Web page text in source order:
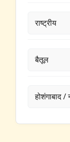
राष्ट्रीय
बैतूल
होशंगाबाद /